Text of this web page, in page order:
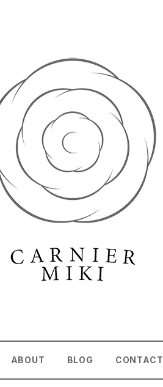
ABOUT BLOG CONTACT